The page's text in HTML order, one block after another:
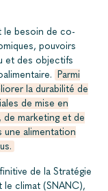
le besoin de co-
pouvoirs
et des objectifs
Parmi
la durabilité de
de mise en
marketing et de
une alimentation
de la Stratégie
le climat (SNANC),